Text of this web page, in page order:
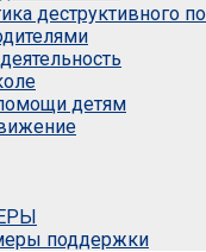
деструктивного
детям
поддержки